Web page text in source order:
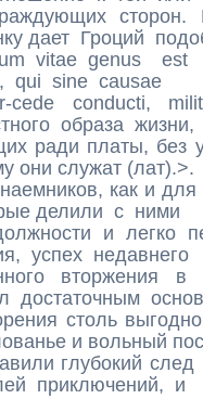
сторон.
дает Гроций
vitae genus est
qui sine causae
cede conducti,
образа жизни,
ради платы, без
они служат (лат).>.
как и для
делили с ними
и легко
успех недавнего
вторжения
достаточным
столь
и вольный
глубокий
приключений, и